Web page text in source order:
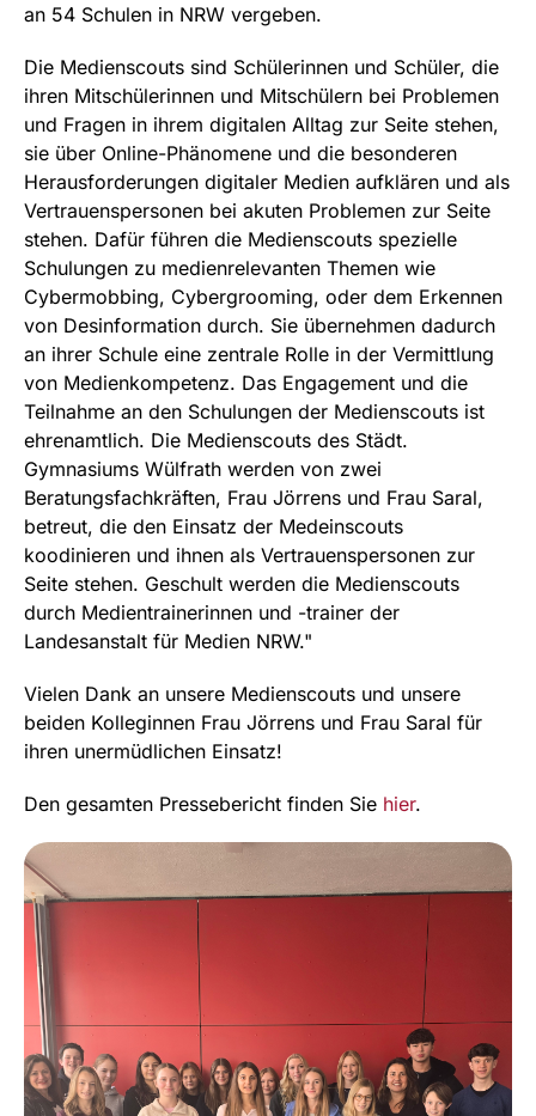
an 54 Schulen in NRW vergeben.
Die Medienscouts sind Schülerinnen und Schüler, die
ihren Mitschülerinnen und Mitschülern bei Problemen
und Fragen in ihrem digitalen Alltag zur Seite stehen,
sie über Online-Phänomene und die besonderen
Herausforderungen digitaler Medien aufklären und als
Vertrauenspersonen bei akuten Problemen zur Seite
stehen. Dafür führen die Medienscouts spezielle
Schulungen zu medienrelevanten Themen wie
Cybermobbing, Cybergrooming, oder dem Erkennen
von Desinformation durch. Sie übernehmen dadurch
an ihrer Schule eine zentrale Rolle in der Vermittlung
von Medienkompetenz. Das Engagement und die
Teilnahme an den Schulungen der Medienscouts ist
ehrenamtlich. Die Medienscouts des Städt.
Gymnasiums Wülfrath werden von zwei
Beratungsfachkräften, Frau Jörrens und Frau Saral,
betreut, die den Einsatz der Medeinscouts
koodinieren und ihnen als Vertrauenspersonen zur
Seite stehen. Geschult werden die Medienscouts
durch Medientrainerinnen und -trainer der
Landesanstalt für Medien NRW."
Vielen Dank an unsere Medienscouts und unsere
beiden Kolleginnen Frau Jörrens und Frau Saral für
ihren unermüdlichen Einsatz!
Den gesamten Pressebericht finden Sie hier.